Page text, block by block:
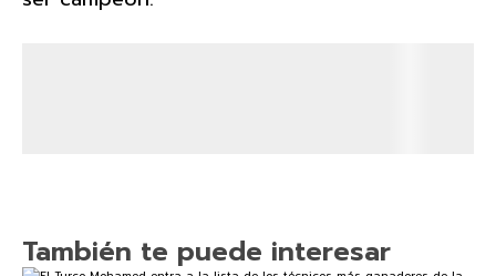
También te puede interesar